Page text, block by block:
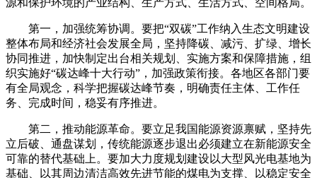
源和保护环境的产业结构、生产方式、生活方式、空间格局。
第一，加强统筹协调。要把“双碳”工作纳入生态文明建设
整体布局和经济社会发展全局，坚持降碳、减污、扩绿、增长
协同推进，加快制定出台相关规划、实施方案和保障措施，组
织实施好“碳达峰十大行动”，加强政策衔接。各地区各部门要
有全局观念，科学把握碳达峰节奏，明确责任主体、工作任
务、完成时间，稳妥有序推进。
第二，推动能源革命。要立足我国能源资源禀赋，坚持先
立后破、通盘谋划，传统能源逐步退出必须建立在新能源安全
可靠的替代基础上。要加大力度规划建设以大型风光电基地为
基础、以其周边清洁高效先进节能的煤电为支撑、以稳定安全